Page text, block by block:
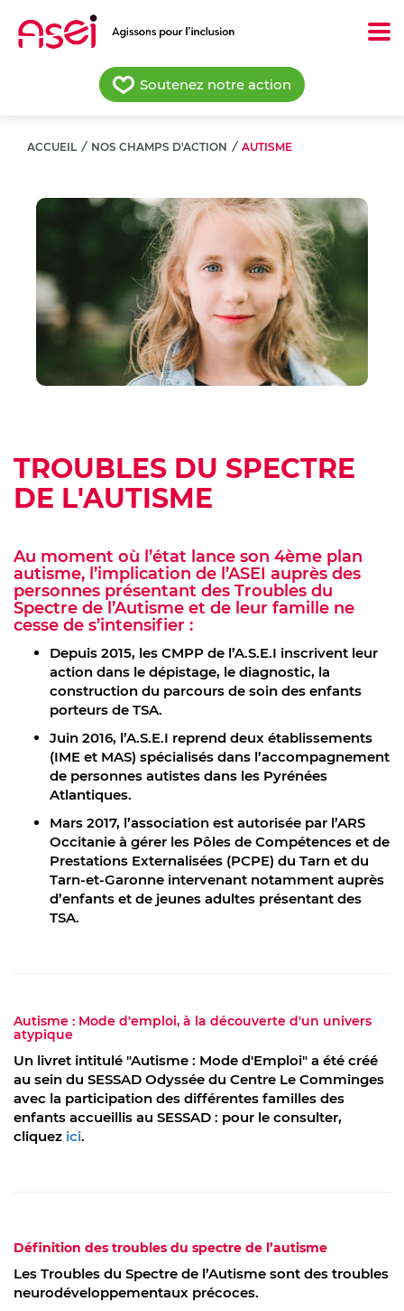
contenu
Soutenez notre action
ACCUEIL / NOS CHAMPS D'ACTION / AUTISME
TROUBLES DU SPECTRE
DE L'AUTISME
Au moment où l’état lance son 4ème plan
autisme, l’implication de l’ASEI auprès des
personnes présentant des Troubles du
Spectre de l’Autisme et de leur famille ne
cesse de s’intensifier :
Depuis 2015, les CMPP de l’A.S.E.I inscrivent leur
action dans le dépistage, le diagnostic, la
construction du parcours de soin des enfants
porteurs de TSA.
Juin 2016, l’A.S.E.I reprend deux établissements
(IME et MAS) spécialisés dans l’accompagnement
de personnes autistes dans les Pyrénées
Atlantiques.
Mars 2017, l’association est autorisée par l’ARS
Occitanie à gérer les Pôles de Compétences et de
Prestations Externalisées (PCPE) du Tarn et du
Tarn-et-Garonne intervenant notamment auprès
d’enfants et de jeunes adultes présentant des
TSA.
Autisme : Mode d'emploi, à la découverte d'un univers
atypique
Un livret intitulé "Autisme : Mode d'Emploi" a été créé
au sein du SESSAD Odyssée du Centre Le Comminges
avec la participation des différentes familles des
enfants accueillis au SESSAD : pour le consulter,
cliquez ici.
Définition des troubles du spectre de l’autisme
Les Troubles du Spectre de l’Autisme sont des troubles
neurodéveloppementaux précoces.